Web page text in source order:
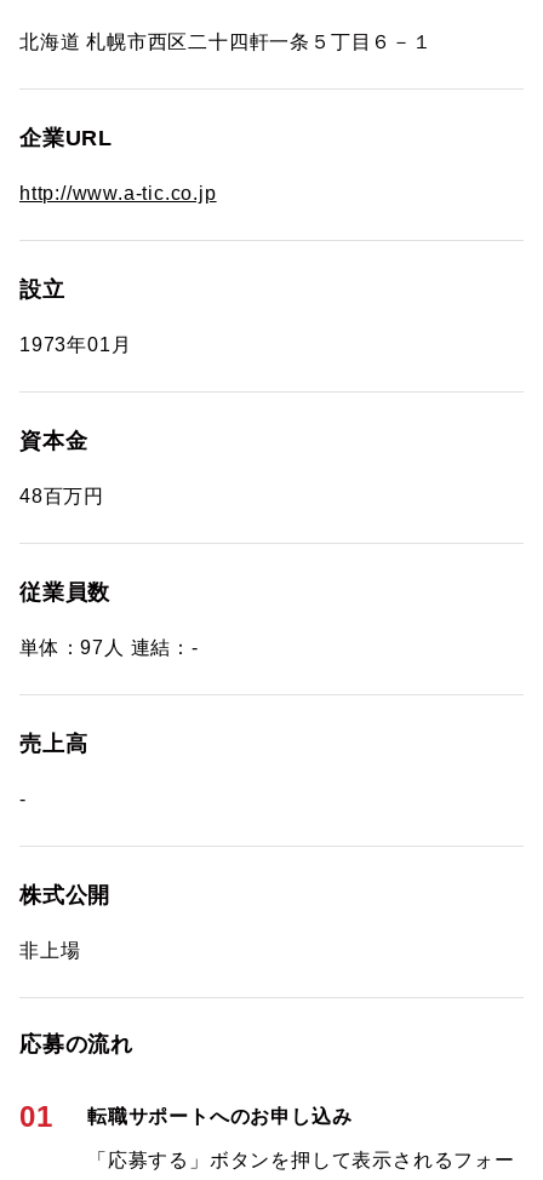
北海道 札幌市西区二十四軒一条５丁目６－１
企業URL
http://www.a-tic.co.jp
設立
1973年01月
資本金
48百万円
従業員数
単体：97人 連結：-
売上高
-
株式公開
非上場
応募の流れ
01 転職サポートへのお申し込み
「応募する」ボタンを押して表示されるフォー